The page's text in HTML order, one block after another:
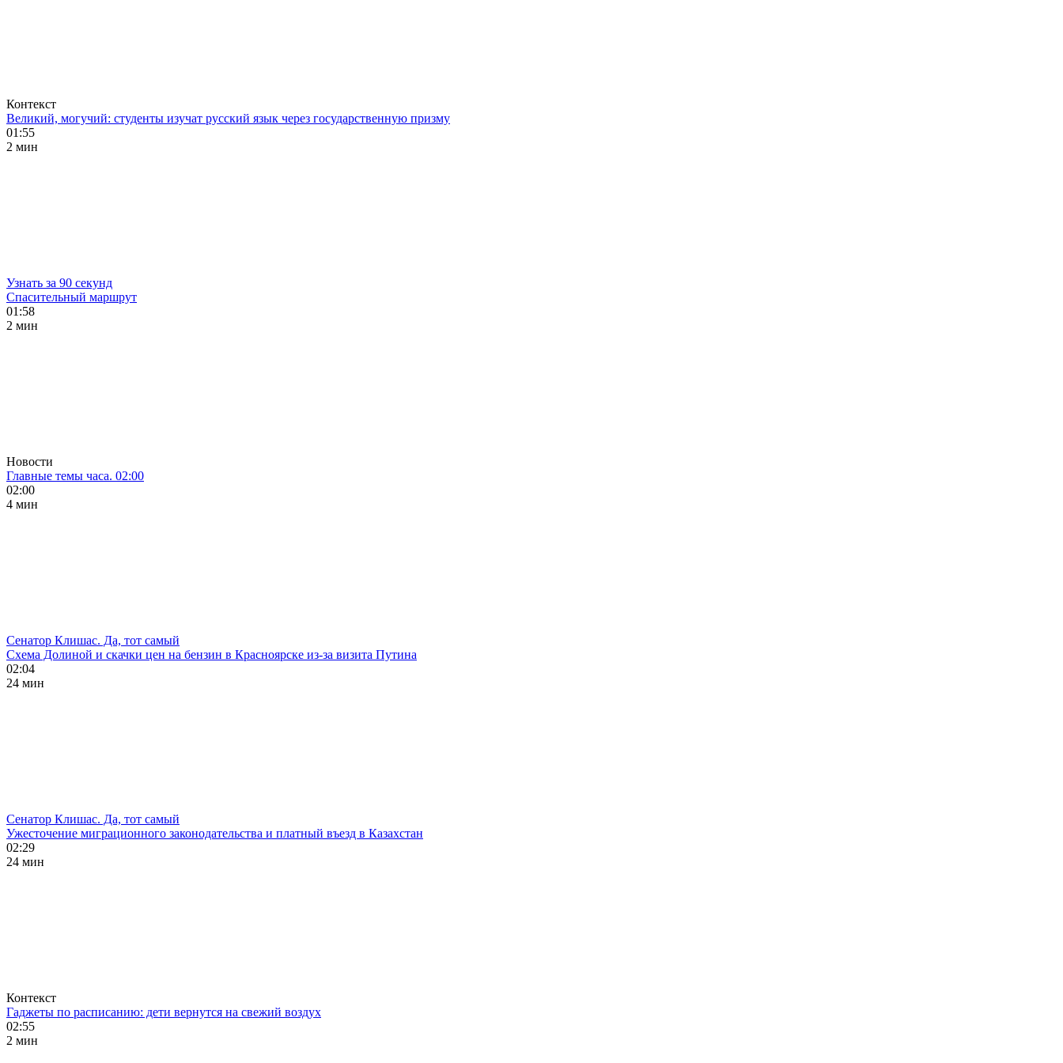
Контекст
Великий, могучий: студенты изучат русский язык через государственную призму
01:55
2 мин
Узнать за 90 секунд
Спасительный маршрут
01:58
2 мин
Новости
Главные темы часа. 02:00
02:00
4 мин
Сенатор Клишас. Да, тот самый
Схема Долиной и скачки цен на бензин в Красноярске из-за визита Путина
02:04
24 мин
Сенатор Клишас. Да, тот самый
Ужесточение миграционного законодательства и платный въезд в Казахстан
02:29
24 мин
Контекст
Гаджеты по расписанию: дети вернутся на свежий воздух
02:55
2 мин